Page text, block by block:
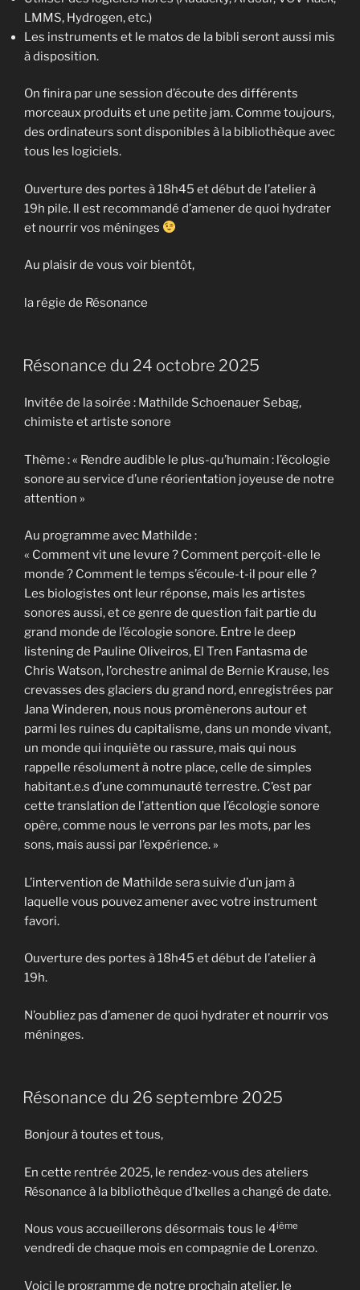
LMMS, Hydrogen, etc.)
Les instruments et le matos de la bibli seront aussi mis
à disposition.
On finira par une session d’écoute des différents
morceaux produits et une petite jam. Comme toujours,
des ordinateurs sont disponibles à la bibliothèque avec
tous les logiciels.
Ouverture des portes à 18h45 et début de l’atelier à
19h pile. Il est recommandé d’amener de quoi hydrater
et nourrir vos méninges
Au plaisir de vous voir bientôt,
la régie de Résonance
Résonance du 24 octobre 2025
Invitée de la soirée : Mathilde Schoenauer Sebag,
chimiste et artiste sonore
Thème : « Rendre audible le plus-qu’humain : l’écologie
sonore au service d’une réorientation joyeuse de notre
attention »
Au programme avec Mathilde :
« Comment vit une levure ? Comment perçoit-elle le
monde ? Comment le temps s’écoule-t-il pour elle ?
Les biologistes ont leur réponse, mais les artistes
sonores aussi, et ce genre de question fait partie du
grand monde de l’écologie sonore. Entre le deep
listening de Pauline Oliveiros, El Tren Fantasma de
Chris Watson, l’orchestre animal de Bernie Krause, les
crevasses des glaciers du grand nord, enregistrées par
Jana Winderen, nous nous promènerons autour et
parmi les ruines du capitalisme, dans un monde vivant,
un monde qui inquiète ou rassure, mais qui nous
rappelle résolument à notre place, celle de simples
habitant.e.s d’une communauté terrestre. C’est par
cette translation de l’attention que l’écologie sonore
opère, comme nous le verrons par les mots, par les
sons, mais aussi par l’expérience. »
L’intervention de Mathilde sera suivie d’un jam à
laquelle vous pouvez amener avec votre instrument
favori.
Ouverture des portes à 18h45 et début de l’atelier à
19h.
N’oubliez pas d’amener de quoi hydrater et nourrir vos
méninges.
Résonance du 26 septembre 2025
Bonjour à toutes et tous,
En cette rentrée 2025, le rendez-vous des ateliers
Résonance à la bibliothèque d’Ixelles a changé de date.
Nous vous accueillerons désormais tous le 4ième
vendredi de chaque mois en compagnie de Lorenzo.
Voici le programme de notre prochain atelier, le